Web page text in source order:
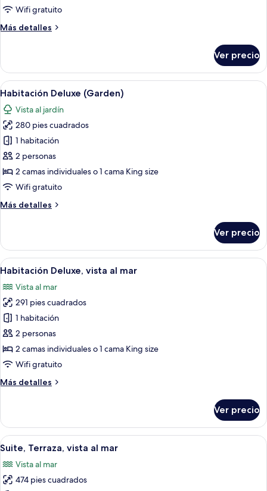
Wifi gratuito
Más detalles
Más
Deluxe
Ver precio
Abrir
todas
las
fotos
de
Habitación
Deluxe
(Garden)
Habitación de hotel con una cama,
6
Habitación Deluxe (Garden)
Vista al jardín
280 pies cuadrados
1 habitación
2 personas
2 camas individuales o 1 cama King size
Wifi gratuito
Más detalles
Más
Deluxe
(Garden)
Ver precio
Abrir
todas
las
fotos
de
Habitación
Deluxe,
vista
mar
Habitación de hotel con cama, una
6
Habitación Deluxe, vista al mar
Vista al mar
291 pies cuadrados
1 habitación
2 personas
2 camas individuales o 1 cama King size
Wifi gratuito
Más detalles
Más
Deluxe,
vista
al
Ver precio
Abrir
todas
las
fotos
Una sala de estar con un sofá color
6
Suite, Terraza, vista al mar
Vista al mar
474 pies cuadrados